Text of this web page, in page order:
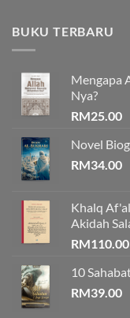
BUKU TERBARU
Mengapa
Nya?
RM25.00
Novel
RM34.00
Khalq
Akidah
RM110.00
10
RM39.00